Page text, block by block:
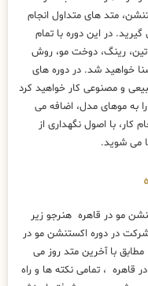
کار، با اصول نگهداری از
می شوید.
مو در قاهره هنرجو زیر
در دوره اکستنشن مو در
با آخرین متد روز می
شود. دوره پیشرفته اموزش
عملی برای نخستین بار توسط
در این دوره مباحث پیشرفته
در
رشته اکستنشن مو
موهای مشتری را مطابق
یک تعریف و نگاه کلی و اولیه
است. در دوره پیشرفته